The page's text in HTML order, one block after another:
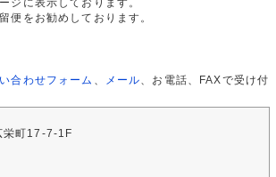
ジに表示しております。
便をお勧めしております。
合わせフォーム メール 、お電話、FAXで受け付
栄町17-7-1F